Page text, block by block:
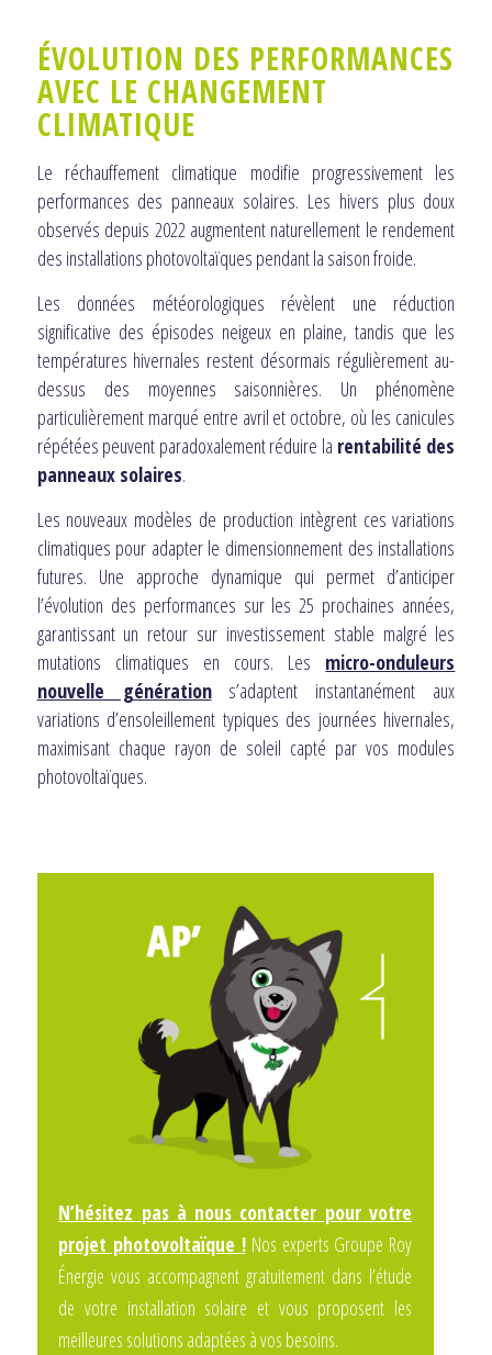
ÉVOLUTION DES PERFORMANCES
AVEC LE CHANGEMENT
CLIMATIQUE
Le réchauffement climatique modifie progressivement les
performances des panneaux solaires. Les hivers plus doux
observés depuis 2022 augmentent naturellement le rendement
des installations photovoltaïques pendant la saison froide.
Les données météorologiques révèlent une réduction
significative des épisodes neigeux en plaine, tandis que les
températures hivernales restent désormais régulièrement au-
dessus des moyennes saisonnières. Un phénomène
particulièrement marqué entre avril et octobre, où les canicules
répétées peuvent paradoxalement réduire la rentabilité des
panneaux solaires.
Les nouveaux modèles de production intègrent ces variations
climatiques pour adapter le dimensionnement des installations
futures. Une approche dynamique qui permet d’anticiper
l’évolution des performances sur les 25 prochaines années,
garantissant un retour sur investissement stable malgré les
mutations climatiques en cours. Les micro-onduleurs
nouvelle générations’adaptent instantanément aux
variations d’ensoleillement typiques des journées hivernales,
maximisant chaque rayon de soleil capté par vos modules
photovoltaïques.
N’hésitez pas à nous contacter pour votre
projet photovoltaïque ! Nos experts Groupe Roy
Énergie vous accompagnent gratuitement dans l’étude
de votre installation solaire et vous proposent les
meilleures solutions adaptées à vos besoins.